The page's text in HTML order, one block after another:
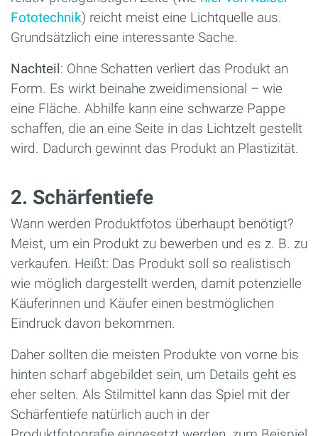
Fototechnik) reicht meist eine Lichtquelle aus.
Grundsätzlich eine interessante Sache.
Nachteil: Ohne Schatten verliert das Produkt an
Form. Es wirkt beinahe zweidimensional – wie
eine Fläche. Abhilfe kann eine schwarze Pappe
schaffen, die an eine Seite in das Lichtzelt gestellt
wird. Dadurch gewinnt das Produkt an Plastizität.
2. Schärfentiefe
Wann werden Produktfotos überhaupt benötigt?
Meist, um ein Produkt zu bewerben und es z. B. zu
verkaufen. Heißt: Das Produkt soll so realistisch
wie möglich dargestellt werden, damit potenzielle
Käuferinnen und Käufer einen bestmöglichen
Eindruck davon bekommen.
Daher sollten die meisten Produkte von vorne bis
hinten scharf abgebildet sein, um Details geht es
eher selten. Als Stilmittel kann das Spiel mit der
Schärfentiefe natürlich auch in der